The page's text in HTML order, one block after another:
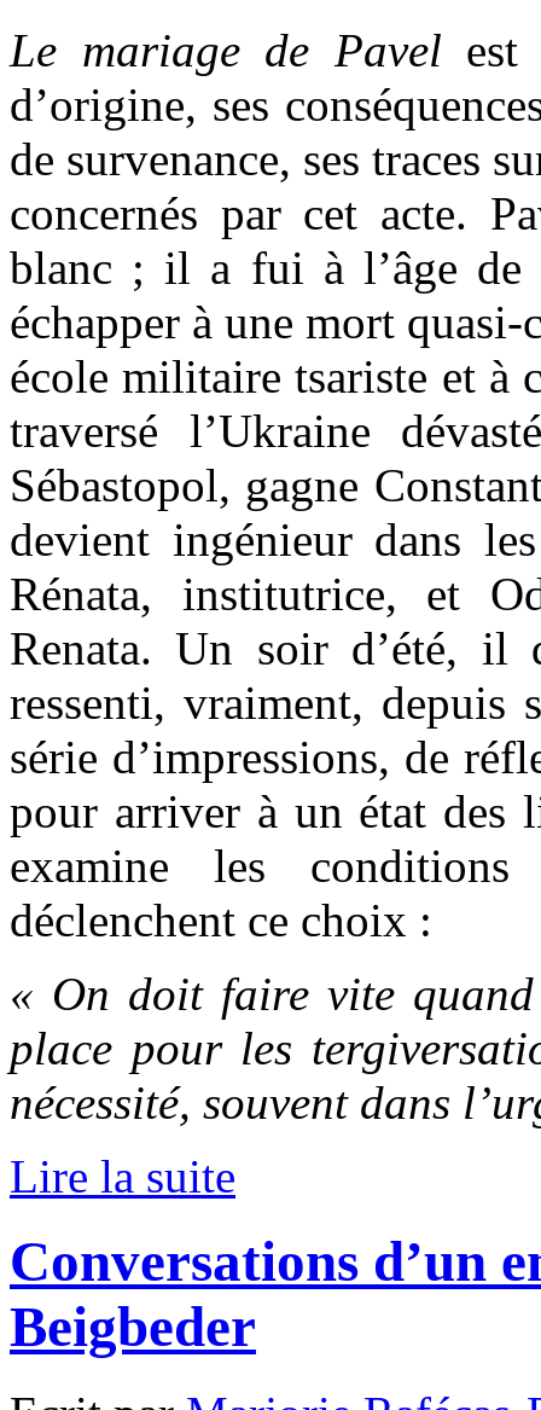
Le mariage de Pavel
d’origine, ses
de survenance, ses traces
concernés par cet acte.
blanc ; il a fui à l’âge de
échapper à une mort
école militaire tsariste et à
traversé l’Ukraine
Sébastopol, gagne
devient ingénieur dans
Rénata, institutrice, et
Renata. Un soir d’été, il
ressenti, vraiment, depuis
série d’impressions, de
pour arriver à un état des
examine les
déclenchent ce choix :
« On doit faire vite
place pour les
nécessité, souvent dans
Lire la suite
Conversations d’un
Beigbeder